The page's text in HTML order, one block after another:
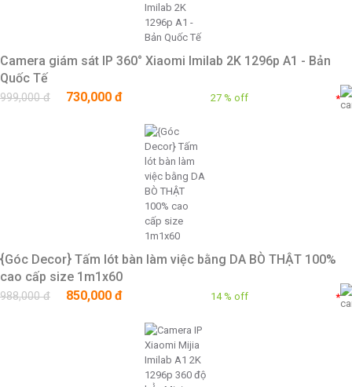
Camera giám sát IP 360° Xiaomi Imilab 2K 1296p A1 - Bản
Quốc Tế
999,000 đ 730,000 đ 27 % off *
{Góc Decor} Tấm lót bàn làm việc bằng DA BÒ THẬT 100%
cao cấp size 1m1x60
988,000 đ 850,000 đ 14 % off *